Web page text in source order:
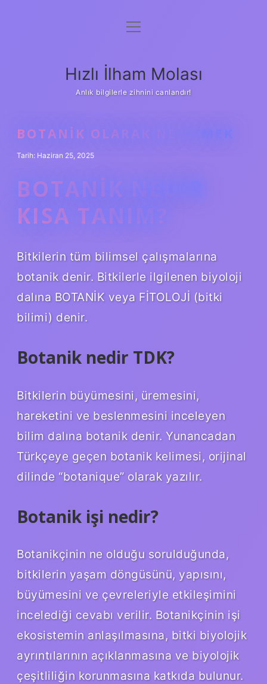
Anasayfa
Yasal Uyarı
menüyü
Hızlı İlham Molası
Anlık bilgilerle zihnini canlandır!
BOTANIK OLARAK NE DEMEK
Tarih: Haziran 25, 2025
BOTANIK NEDIR
KISA TANIM?
Bitkilerin tüm bilimsel çalışmalarına
botanik denir. Bitkilerle ilgilenen biyoloji
dalına BOTANİK veya FİTOLOJİ (bitki
bilimi) denir.
Botanik nedir TDK?
Bitkilerin büyümesini, üremesini,
hareketini ve beslenmesini inceleyen
bilim dalına botanik denir. Yunancadan
Türkçeye geçen botanik kelimesi, orijinal
dilinde “botanique” olarak yazılır.
Botanik işi nedir?
Botanikçinin ne olduğu sorulduğunda,
bitkilerin yaşam döngüsünü, yapısını,
büyümesini ve çevreleriyle etkileşimini
incelediği cevabı verilir. Botanikçinin işi
ekosistemin anlaşılmasına, bitki biyolojik
ayrıntılarının açıklanmasına ve biyolojik
çeşitliliğin korunmasına katkıda bulunur.